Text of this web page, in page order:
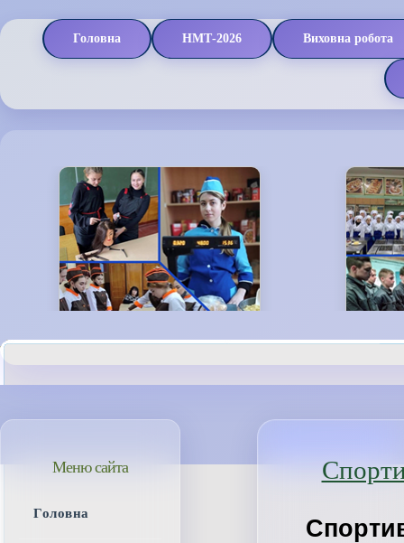
Головна НМТ-2026 Виховна робота
Меню сайта
Головна